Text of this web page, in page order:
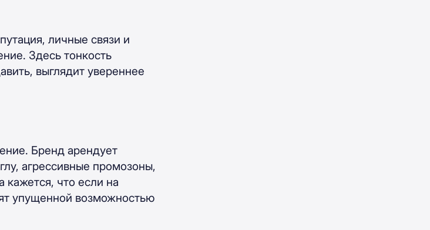
личные связи и
Здесь тонкость
выглядит увереннее
Бренд арендует
агрессивные промозоны,
кажется, что если на
упущенной возможностью